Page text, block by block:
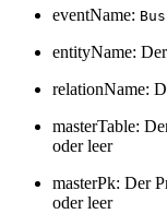
eventName:
entityName:
relationName:
masterTable:
oder leer
masterPk: Der
oder leer